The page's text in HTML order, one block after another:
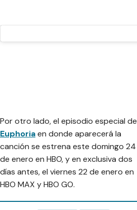
Por otro lado, el episodio especial de
Euphoriaen donde aparecerá la
canción se estrena este domingo 24
de enero en HBO, y en exclusiva dos
días antes, el viernes 22 de enero en
HBO MAX y HBO GO.